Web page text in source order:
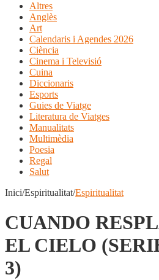
Altres
Anglès
Art
Calendaris i Agendes 2026
Ciència
Cinema i Televisió
Cuina
Diccionaris
Esports
Guies de Viatge
Literatura de Viatges
Manualitats
Multimèdia
Poesia
Regal
Salut
Inici/Espiritualitat/Espiritualitat
CUANDO
EL CIELO
3)